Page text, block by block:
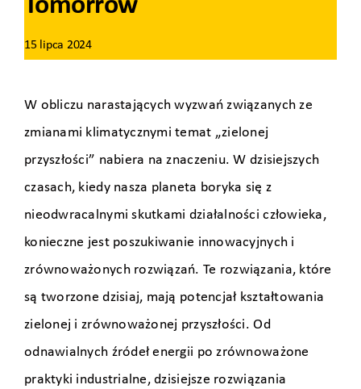
Tomorrow
15 lipca 2024
W obliczu narastających wyzwań związanych ze
zmianami klimatycznymi temat „zielonej
przyszłości” nabiera na znaczeniu. W dzisiejszych
czasach, kiedy nasza planeta boryka się z
nieodwracalnymi skutkami działalności człowieka,
konieczne jest poszukiwanie innowacyjnych i
zrównoważonych rozwiązań. Te rozwiązania, które
są tworzone dzisiaj, mają potencjał kształtowania
zielonej i zrównoważonej przyszłości. Od
odnawialnych źródeł energii po zrównoważone
praktyki industrialne, dzisiejsze rozwiązania